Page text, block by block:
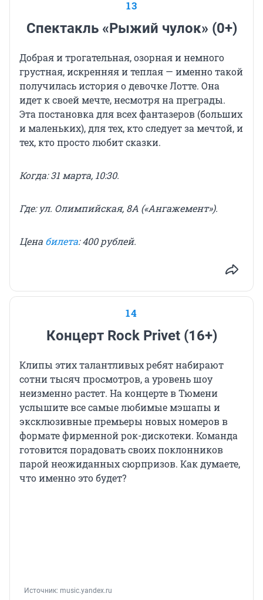
13
Спектакль «Рыжий чулок» (0+)
Добрая и трогательная, озорная и немного
грустная, искренняя и теплая — именно такой
получилась история о девочке Лотте. Она
идет к своей мечте, несмотря на преграды.
Эта постановка для всех фантазеров (больших
и маленьких), для тех, кто следует за мечтой, и
тех, кто просто любит сказки.
Когда: 31 марта, 10:30.
Где: ул. Олимпийская, 8А («Ангажемент»).
Цена билета: 400 рублей.
14
Концерт Rock Privet (16+)
Клипы этих талантливых ребят набирают
сотни тысяч просмотров, а уровень шоу
неизменно растет. На концерте в Тюмени
услышите все самые любимые мэшапы и
эксклюзивные премьеры новых номеров в
формате фирменной рок-дискотеки. Команда
готовится порадовать своих поклонников
парой неожиданных сюрпризов. Как думаете,
что именно это будет?
Источник: music.yandex.ru